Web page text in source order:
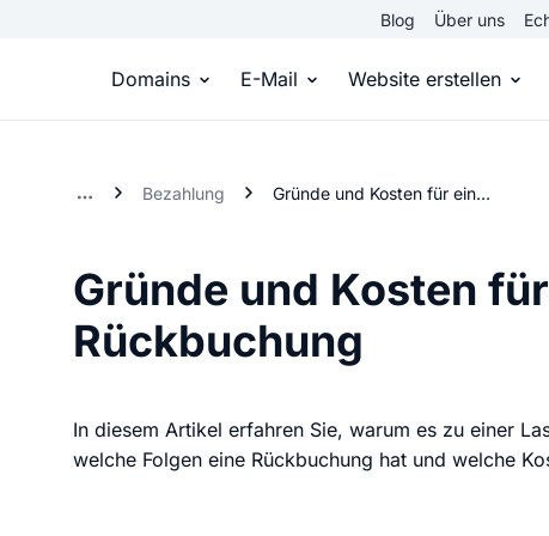
Blog Über uns
Domains
Domain kaufen
Du hast die Idee, wir die passende Domain
Top Level Domains
Über 950 Domain-Endungen aus aller Welt
Domain registrieren
Einfach & schnell beim Domain-Profi
E-Mail
Eigene Email Domain
E-Mail-Hosting
Zugriff auf E-Mails immer
Website erstellen
Website
Erstelle
Online-
Bringe
Bezahlung Gründe und Kosten für eine Lastschrift Rückbuchung
Gründe und Kosten
Rückbuchung
In diesem Artikel erfahren Sie, warum es zu einer
welche Folgen eine Rückbuchung hat und welche